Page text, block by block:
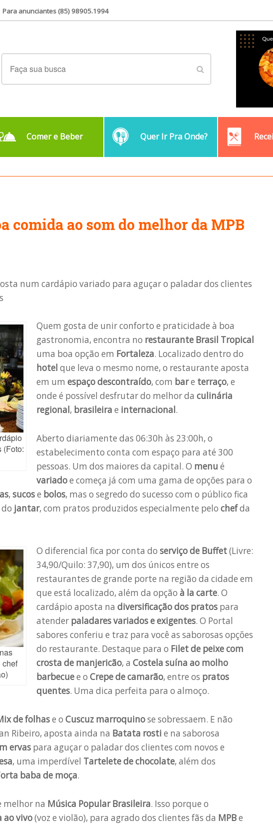
Para anunciantes (85) 98905.1994
Comer e Beber Quer Ir Pra Onde?
comida ao som do melhor da MPB
num cardápio variado para aguçar o paladar dos clientes
(Foto:
Quem gosta de unir conforto e praticidade à boa
gastronomia, encontra no restaurante Brasil Tropical
uma boa opção em Fortaleza. Localizado dentro do
hotel que leva o mesmo nome, o restaurante aposta
em um espaço descontraído, com bare terraço, e
onde é possível desfrutar do melhor da culinária
regional, brasileira e internacional.
Aberto diariamente das 06:30h às 23:00h, o
estabelecimento conta com espaço para até 300
pessoas. Um dos maiores da capital. O menu é
variadoe começa já com uma gama de opções para o
, sucose bolos, mas o segredo do sucesso com o público fica
do jantar, com pratos produzidos especialmente pelo chefda
chef
O diferencial fica por conta do serviço de Buffet(Livre:
34,90/Quilo: 37,90), um dos únicos entre os
restaurantes de grande porte na região da cidade em
que está localizado, além da opção à la carte. O
cardápio aposta na diversificação dos pratos para
atender paladares variados e exigentes. O Portal
sabores conferiu e traz para você as saborosas opções
do restaurante. Destaque para o Filet de peixe com
crosta de manjericão, a Costela suína ao molho
barbecuee o Crepe de camarão, entre os pratos
quentes. Uma dica perfeita para o almoço.
de folhase o Cuscuz marroquinose sobressaem. E não
Ribeiro, aposta ainda na Batata rosti e na saborosa
ervas para aguçar o paladar dos clientes com novos e
, uma imperdível Tarteletede chocolate, além dos
baba de moça.
melhor na Música Popular Brasileira. Isso porque o
ao vivo(voz e violão), para agrado dos clientes fãs da MPBe